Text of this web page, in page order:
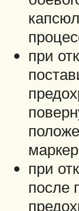
при
при
после